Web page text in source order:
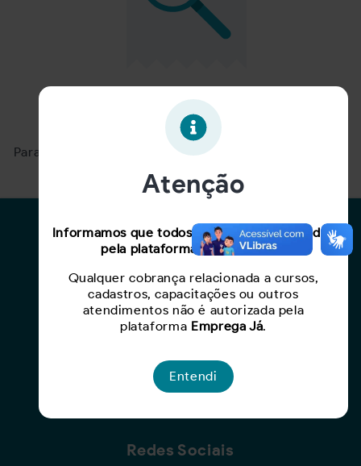
Oportunidade expirada!
Para ver mais, acesse a páginaBuscar Oportunidades.
Para Candidatos
Cadastro de Currículo
Capacite-se
Criar Oportunidade
Redes Sociais
Atenção
Informamos que todos os serviços oferecidos
pela plataforma são gratuitos.
Qualquer cobrança relacionada a cursos,
cadastros, capacitações ou outros
atendimentos não é autorizada pela
plataforma Emprega Já.
Entendi